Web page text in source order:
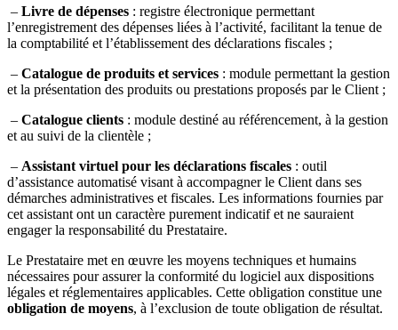
– Livre de dépenses : registre électronique permettant
l’enregistrement des dépenses liées à l’activité, facilitant la tenue de
la comptabilité et l’établissement des déclarations fiscales ;
– Catalogue de produits et services : module permettant la gestion
et la présentation des produits ou prestations proposés par le Client ;
– Catalogue clients : module destiné au référencement, à la gestion
et au suivi de la clientèle ;
– Assistant virtuel pour les déclarations fiscales : outil
d’assistance automatisé visant à accompagner le Client dans ses
démarches administratives et fiscales. Les informations fournies par
cet assistant ont un caractère purement indicatif et ne sauraient
engager la responsabilité du Prestataire.
Le Prestataire met en œuvre les moyens techniques et humains
nécessaires pour assurer la conformité du logiciel aux dispositions
légales et réglementaires applicables. Cette obligation constitue une
obligation de moyens, à l’exclusion de toute obligation de résultat.